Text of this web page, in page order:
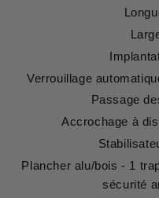
Verrouillage
Passage
Accrochage à
Plancher alu/bois - 1
sécurité